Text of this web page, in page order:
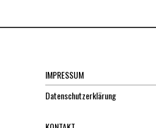
IMPRESSUM
Datenschutzerklärung